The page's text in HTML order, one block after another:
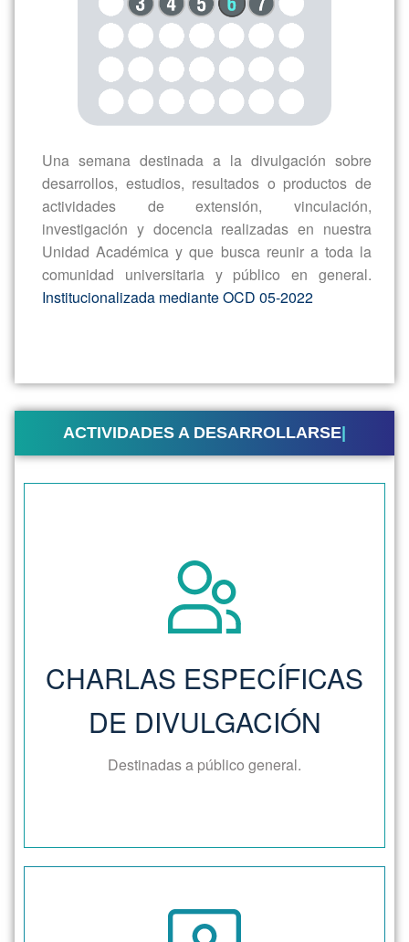
Una semana destinada a la divulgación sobre
desarrollos, estudios, resultados o productos de
actividades de extensión, vinculación,
investigación y docencia realizadas en nuestra
Unidad Académica y que busca reunir a toda la
comunidad universitaria y público en general.
Institucionalizada mediante OCD 05-2022
CHARLAS ESPECÍFICAS
DE DIVULGACIÓN
Destinadas a público general.
Divulgación
Lugar:
Días y horarios:
(consulte el cronograma)
Exposición de Ponencias